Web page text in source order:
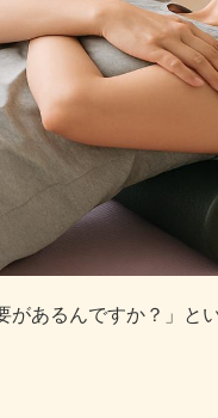
があるんですか？」と